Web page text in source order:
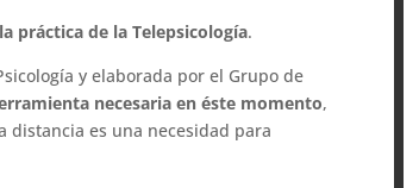
práctica de la Telepsicología.
y elaborada por el Grupo de
necesaria en éste momento,
es una necesidad para